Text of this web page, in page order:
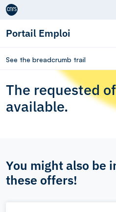
Aller au contenu
Portail Emploi
See the breadcrumb trail
The requested
available.
You might also be
these offers!